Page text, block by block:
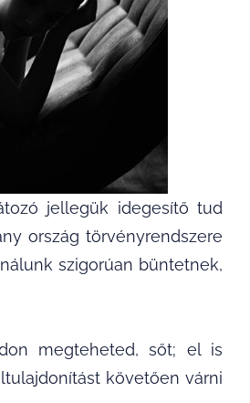
jellegük idegesítő tud
ország törvényrendszere
szigorúan büntetnek,
megteheted, sőt; el is
követően várni